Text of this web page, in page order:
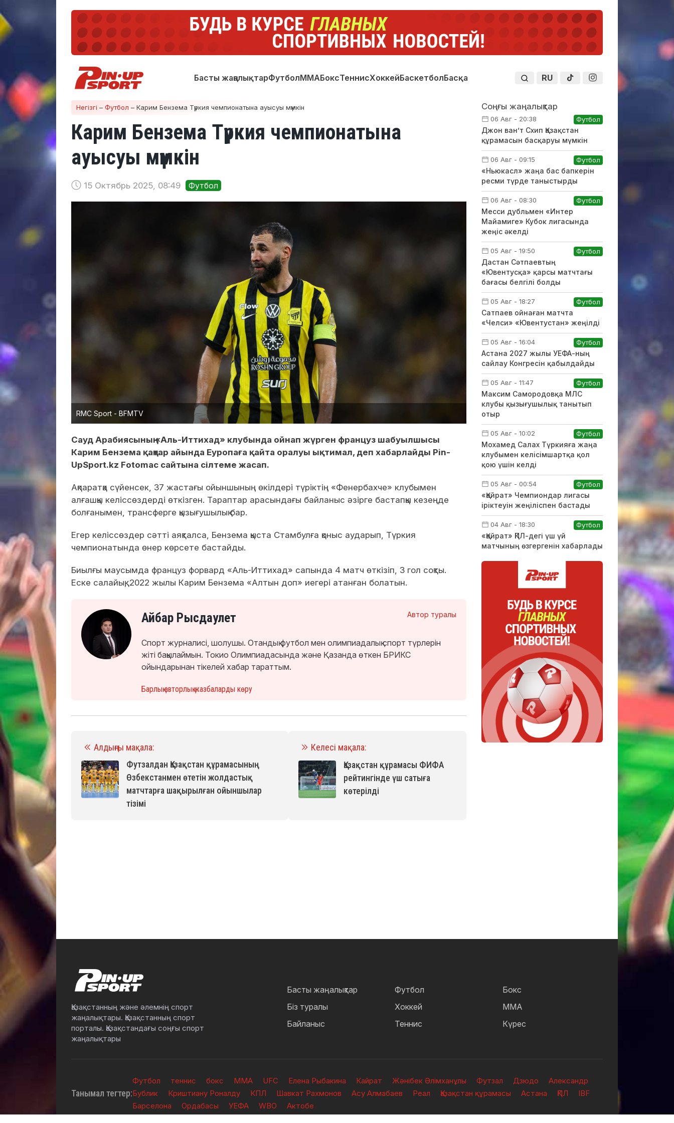
Басты жаңалықтарФутболММАБоксТеннисХоккейБаскетболБасқа RU
Негізгі – Футбол – Карим Бензема Түркия чемпионатына ауысуы мүмкін
Карим Бензема Түркия чемпионатына
ауысуы мүмкін
15 Октябрь 2025, 08:49 Футбол
RMC Sport - BFMTV
Сауд Арабиясының «Аль-Иттихад» клубында ойнап жүрген француз шабуылшысы
Карим Бензема қаңтар айында Еуропаға қайта оралуы ықтимал, деп хабарлайды Pin-
UpSport.kz Fotomac сайтына сілтеме жасап.
Ақпаратқа сүйенсек, 37 жастағы ойыншының өкілдері түріктің «Фенербахче» клубымен
алғашқы келіссөздерді өткізген. Тараптар арасындағы байланыс әзірге бастапқы кезеңде
болғанымен, трансферге қызығушылық бар.
Егер келіссөздер сәтті аяқталса, Бензема қыста Стамбулға қоныс аударып, Түркия
чемпионатында өнер көрсете бастайды.
Биылғы маусымда француз форвард «Аль-Иттихад» сапында 4 матч өткізіп, 3 гол соқты.
Еске салайық, 2022 жылы Карим Бензема «Алтын доп» иегері атанған болатын.
Автор туралы
Айбар Рысдаулет
Спорт журналисі, шолушы. Отандық футбол мен олимпиадалық спорт түрлерін
жіті бақылаймын. Токио Олимпиадасында және Қазанда өткен БРИКС
ойындарынан тікелей хабар тараттым.
Барлық авторлық жазбаларды көру
Алдыңғы мақала:
Футзалдан Қазақстан құрамасының
Өзбекстанмен өтетін жолдастық
матчтарға шақырылған ойыншылар
тізімі
Келесі мақала:
Қазақстан құрамасы ФИФА
рейтингінде үш сатыға
көтерілді
Соңғы жаңалықтар
06 Авг - 20:38 Футбол
Джон ван’т Схип Қазақстан
құрамасын басқаруы мүмкін
06 Авг - 09:15 Футбол
«Ньюкасл» жаңа бас бапкерін
ресми түрде таныстырды
06 Авг - 08:30 Футбол
Месси дубльмен «Интер
Майамиге» Кубок лигасында
жеңіс әкелді
05 Авг - 19:50 Футбол
Дастан Сәтпаевтың
«Ювентусқа» қарсы матчтағы
бағасы белгілі болды
05 Авг - 18:27 Футбол
Сатпаев ойнаған матчта
«Челси» «Ювентустан» жеңілді
05 Авг - 16:04 Футбол
Астана 2027 жылы УЕФА-ның
сайлау Конгресін қабылдайды
05 Авг - 11:47 Футбол
Максим Самородовқа МЛС
клубы қызығушылық танытып
отыр
05 Авг - 10:02 Футбол
Мохамед Салах Түркияға жаңа
клубымен келісімшартқа қол
қою үшін келді
05 Авг - 00:54 Футбол
«Қайрат» Чемпиондар лигасы
іріктеуін жеңіліспен бастады
04 Авг - 18:30 Футбол
«Қайрат» ҚПЛ-дегі үш үй
матчының өзгергенін хабарлады
Қазақстанның және әлемнің спорт
жаңалықтары. Қазақстанның спорт
порталы. Қазақстандағы соңғы спорт
жаңалықтары
Басты жаңалықтар
Біз туралы
Байланыс
Футбол
Хоккей
Теннис
Бокс
ММА
Күрес
Танымал тегтер:
Футбол теннис бокс ММА UFC Елена Рыбакина Кайрат Жәнібек Әлімханұлы Футзал Дзюдо
Александр
Бублик
Криштиану Роналду КПЛ Шавкат Рахмонов Асу Алмабаев Реал Қазақстан құрамасы Астана ҚПЛ
IBF
Барселона
Ордабасы УЕФА WBO Актобе